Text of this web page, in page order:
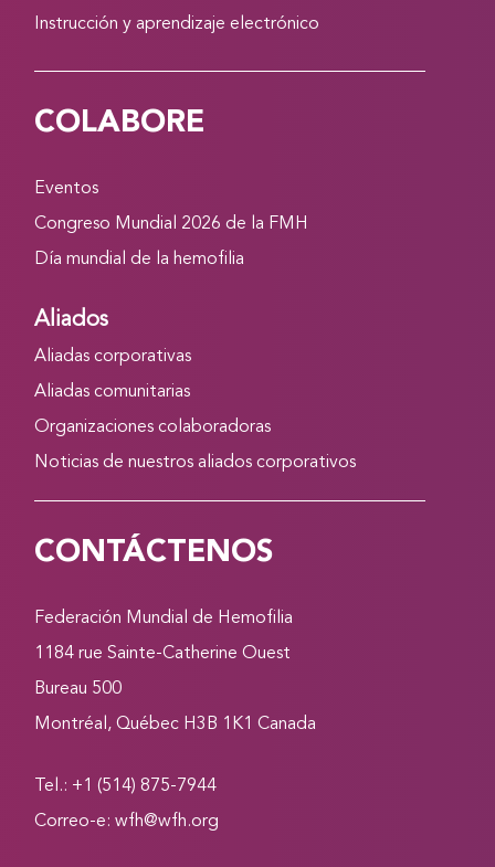
Instrucción y aprendizaje electrónico
COLABORE
Eventos
Congreso Mundial 2026 de la FMH
Día mundial de la hemofilia
Aliados
Aliadas corporativas
Aliadas comunitarias
Organizaciones colaboradoras
Noticias de nuestros aliados corporativos
CONTÁCTENOS
Federación Mundial de Hemofilia
1184 rue Sainte-Catherine Ouest
Bureau 500
Montréal, Québec H3B 1K1 Canada
Tel.: +1 (514) 875-7944
Correo-e:wfh@wfh.org